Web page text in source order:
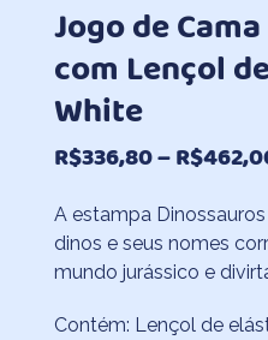
Jogo de
com Lençol
White
R$336,80–R$
A estampa
dinos e seus nomes
mundo jurássico e
Contém: Lençol de